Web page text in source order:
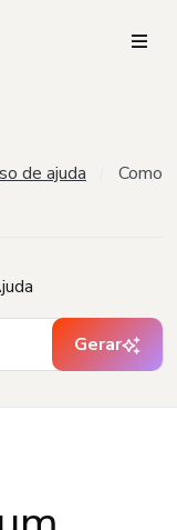
de ajuda
Como
Gerar